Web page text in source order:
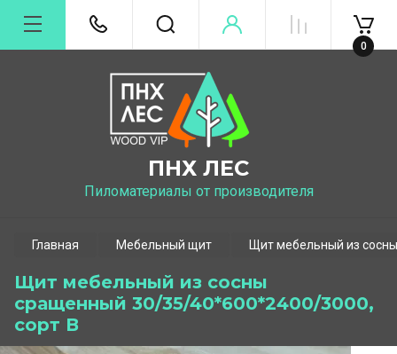
ПНХ ЛЕС
Пиломатериалы от производителя
0
Главная Мебельный щит Щит мебельный из
Щит мебельный из сосны
сращенный 30/35/40*600*2400/3000,
сорт В